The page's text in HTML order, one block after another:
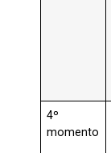
4º
momento